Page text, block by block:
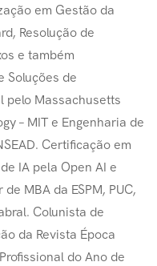
em Gestão da
Resolução de
e também
Soluções de
pelo Massachusetts
– MIT e Engenharia de
Certificação em
IA pela Open AI e
MBA da ESPM, PUC,
Colunista de
da Revista Época
do Ano de